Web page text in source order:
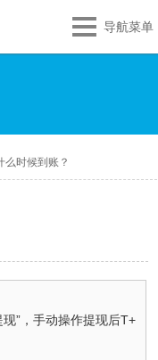
导航菜单
么时候到账？
”，手动操作提现后T+